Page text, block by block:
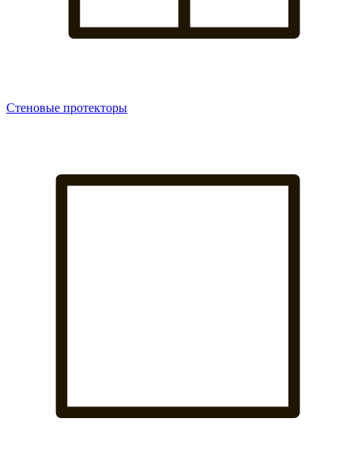
Стеновые протекторы